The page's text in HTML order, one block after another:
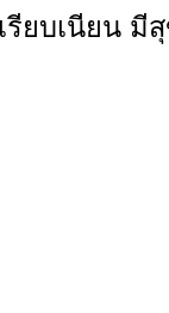
รียบเนียน มี